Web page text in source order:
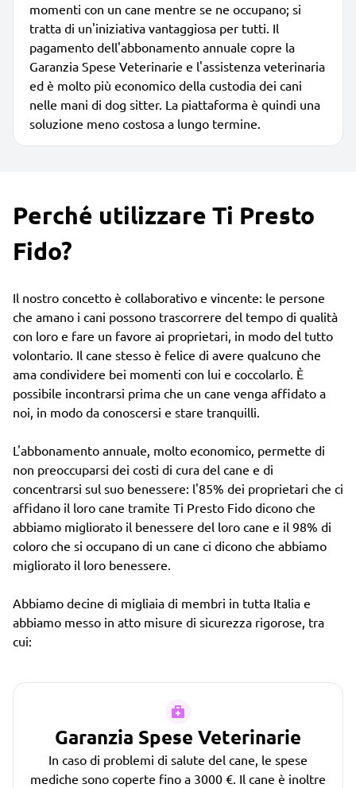
momenti con un cane mentre se ne occupano; si
tratta di un'iniziativa vantaggiosa per tutti. Il
pagamento dell'abbonamento annuale copre la
Garanzia Spese Veterinarie e l'assistenza veterinaria
ed è molto più economico della custodia dei cani
nelle mani di dog sitter. La piattaforma è quindi una
soluzione meno costosa a lungo termine.
Perché utilizzare Ti Presto
Fido?
Il nostro concetto è collaborativo e vincente: le persone
che amano i cani possono trascorrere del tempo di qualità
con loro e fare un favore ai proprietari, in modo del tutto
volontario. Il cane stesso è felice di avere qualcuno che
ama condividere bei momenti con lui e coccolarlo. È
possibile incontrarsi prima che un cane venga affidato a
noi, in modo da conoscersi e stare tranquilli.
L'abbonamento annuale, molto economico, permette di
non preoccuparsi dei costi di cura del cane e di
concentrarsi sul suo benessere: l'85% dei proprietari che ci
affidano il loro cane tramite Ti Presto Fido dicono che
abbiamo migliorato il benessere del loro cane e il 98% di
coloro che si occupano di un cane ci dicono che abbiamo
migliorato il loro benessere.
Abbiamo decine di migliaia di membri in tutta Italia e
abbiamo messo in atto misure di sicurezza rigorose, tra
cui:
Garanzia Spese Veterinarie
In caso di problemi di salute del cane, le spese
mediche sono coperte fino a 3000 €. Il cane è inoltre